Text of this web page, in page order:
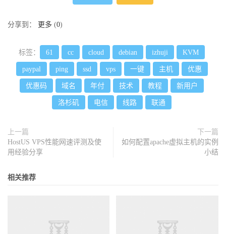
分享到： 更多 (0)
标签： 61 cc cloud debian izhuji KVM
paypal ping ssd vps 一键 主机 优惠
优惠码 域名 年付 技术 教程 新用户
洛杉矶 电信 线路 联通
上一篇
HostUS VPS性能网速评测及使
用经验分享
下一篇
如何配置apache虚拟主机的实例
小结
相关推荐